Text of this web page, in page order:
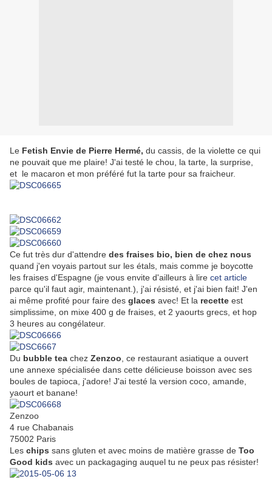
Le Fetish Envie de Pierre Hermé, du cassis, de la violette ce qui
ne pouvait que me plaire! J'ai testé le chou, la tarte, la surprise,
et le macaron et mon préféré fut la tarte pour sa fraicheur.
Ce fut très dur d'attendre des fraises bio, bien de chez nous
quand j'en voyais partout sur les étals, mais comme je boycotte
les fraises d'Espagne (je vous envite d'ailleurs à lire cet article
parce qu'il faut agir, maintenant.), j'ai résisté, et j'ai bien fait! J'en
ai même profité pour faire des glaces avec! Et la recette est
simplissime, on mixe 400 g de fraises, et 2 yaourts grecs, et hop
3 heures au congélateur.
Du bubble tea chez Zenzoo , ce restaurant asiatique a ouvert
une annexe spécialisée dans cette délicieuse boisson avec ses
boules de tapioca, j'adore! J'ai testé la version coco, amande,
yaourt et banane!
Zenzoo
4 rue Chabanais
75002 Paris
Les chips sans gluten et avec moins de matière grasse de Too
Good kids avec un packagaging auquel tu ne peux pas résister!